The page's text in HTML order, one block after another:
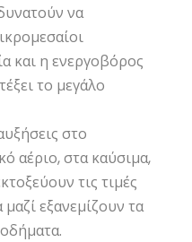
να
και η ενεργοβόρος
το μεγάλο
στο
αέριο, στα καύσιμα,
τις τιμές
εξανεμίζουν τα